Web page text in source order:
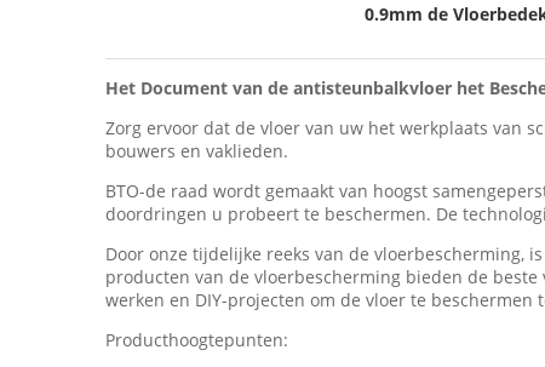
0.9mm de
Het Document van de antisteunbalkvloer het
Zorg ervoor dat de vloer van uw het werkplaats van
bouwers en vaklieden.
BTO-de raad wordt gemaakt van hoogst
doordringen u probeert te beschermen. De
Door onze tijdelijke reeks van de vloerbescherming,
producten van de vloerbescherming bieden de
werken en DIY-projecten om de vloer te
Producthoogtepunten: